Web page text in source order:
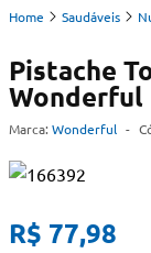
Home Saudáveis
Pistache
Wonderful
Marca: Wonderful -
R$ 77,98